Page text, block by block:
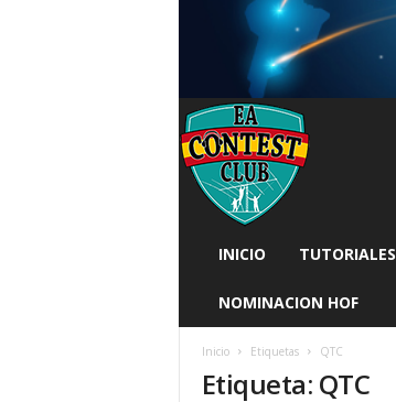
INICIO TUTORIALES
NOMINACION HOF
Inicio Etiquetas QTC
Etiqueta: QTC